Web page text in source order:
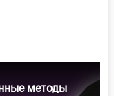
методы